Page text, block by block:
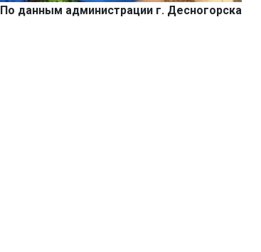
По данным администрации г. Десногорска